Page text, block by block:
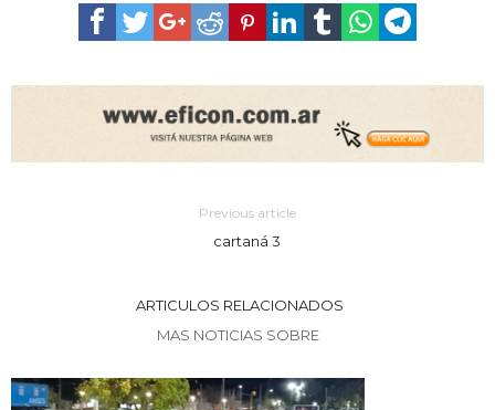
Previous article
cartaná 3
ARTICULOS RELACIONADOS
MAS NOTICIAS SOBRE